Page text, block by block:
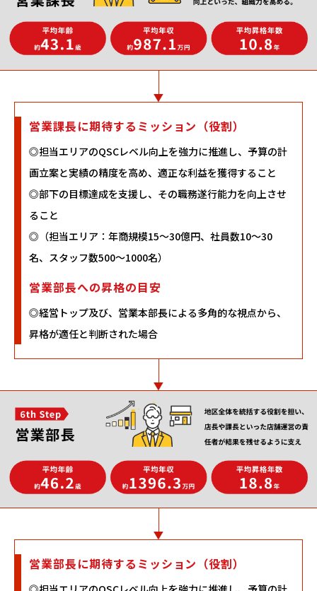
営業課長に期待するミッション（役割）
◎担当エリアのQSCレベル向上を強力に推進し、予算の計
画立案と実績の精度を高め、適正な利益を獲得すること
◎部下の目標達成を支援し、その職務遂行能力を向上させ
ること
◎（担当エリア：年商規模15～30億円、社員数10～30
名、スタッフ数500～1000名）
営業部長への昇格の目安
◎経営トップ及び、営業本部長による多角的な視点から、
昇格が適任と判断された場合
営業部長に期待するミッション（役割）